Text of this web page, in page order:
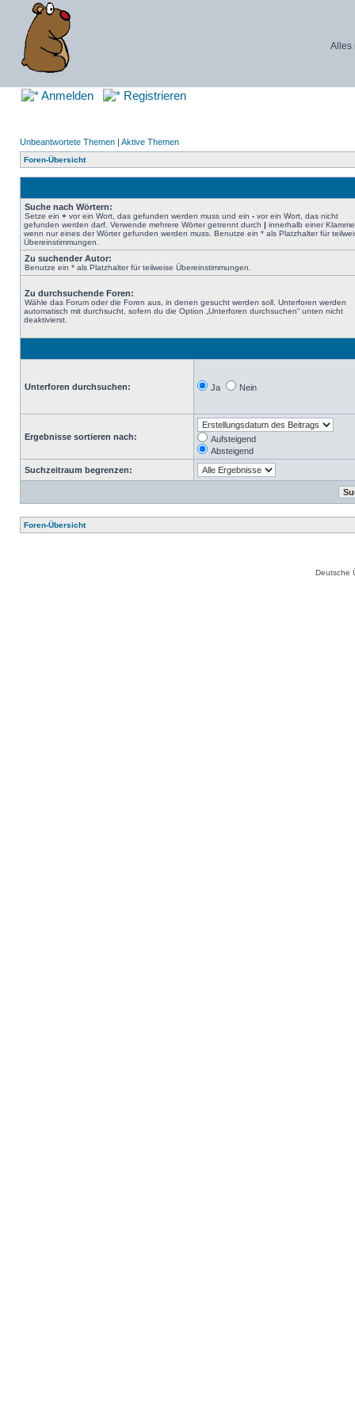
Alles
Anmelden Registrieren
Unbeantwortete Themen | Aktive Themen
Foren-Übersicht
Suche nach Wörtern:
Setze ein + vor ein Wort, das gefunden werden muss und ein - vor ein Wort, das nicht
gefunden werden darf. Verwende mehrere Wörter getrennt durch | innerhalb einer
wenn nur eines der Wörter gefunden werden muss. Benutze ein * als Platzhalter für
Übereinstimmungen.
Zu suchender Autor:
Benutze ein * als Platzhalter für teilweise Übereinstimmungen.
Zu durchsuchende Foren:
Wähle das Forum oder die Foren aus, in denen gesucht werden soll. Unterforen werden
automatisch mit durchsucht, sofern du die Option „Unterforen durchsuchen“ unten nicht
deaktivierst.
Unterforen durchsuchen: Ja Nein
Ergebnisse sortieren nach:
Aufsteigend
Absteigend
Suchzeitraum begrenzen:
Foren-Übersicht
Deutsche